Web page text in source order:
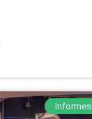
Informes